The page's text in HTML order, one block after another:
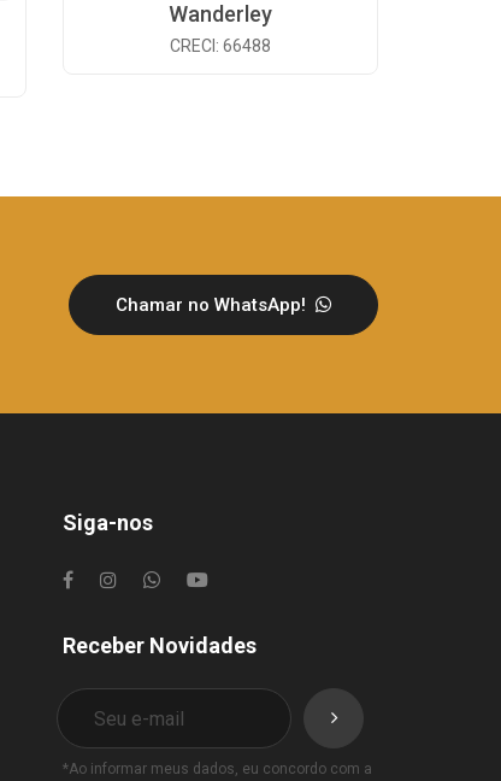
Wanderley
CRECI: 66488
Chamar no WhatsApp!
Siga-nos
Receber Novidades
*Ao informar meus dados, eu concordo com a